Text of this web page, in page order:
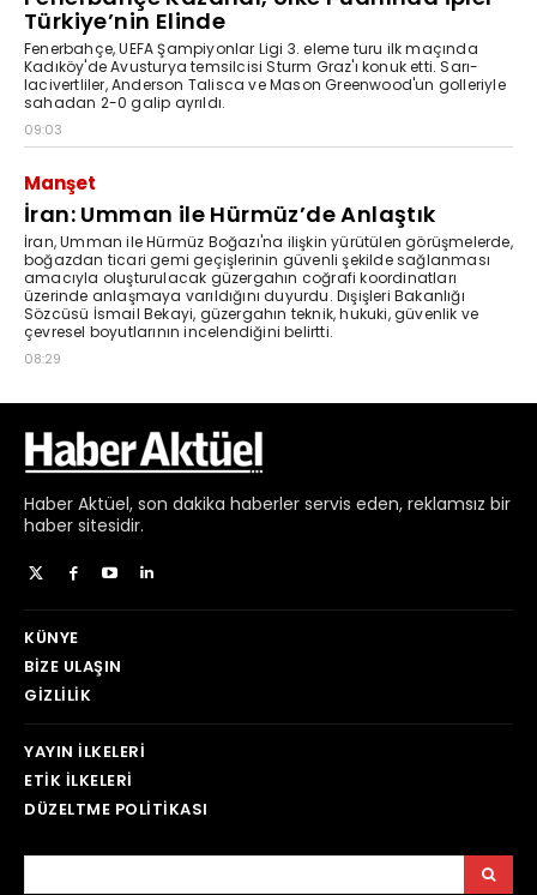
Haber Aktüel, son dakika haberler servis eden, reklamsız bir
haber sitesidir.
KÜNYE
BIZE ULAŞIN
GIZLILIK
YAYIN İLKELERI
ETIK İLKELERI
DÜZELTME POLITIKASI